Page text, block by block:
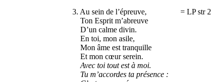
3. Au sein de l’épreuve, = LP str 2
Ton Esprit m’abreuve
D’un calme divin.
En toi, mon asile,
Mon âme est tranquille
Et mon cœur serein.
Avec toi tout est à moi.
Tu m’accordes ta présence :